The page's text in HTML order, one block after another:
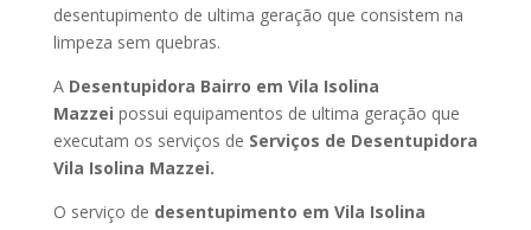
desentupimento de ultima geração que consistem na
limpeza sem quebras.
A Desentupidora Bairro em Vila Isolina
Mazzei possui equipamentos de ultima geração que
executam os serviços de Serviços de Desentupidora
Vila Isolina Mazzei.
O serviço de desentupimento em Vila Isolina